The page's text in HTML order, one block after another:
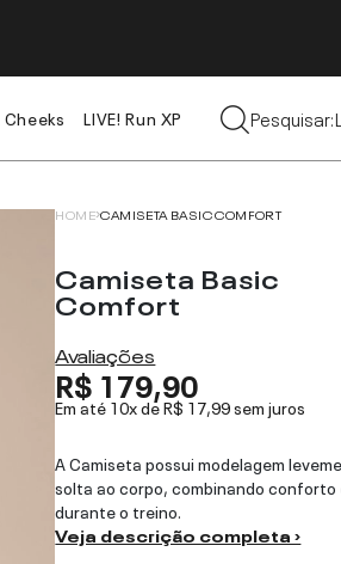
Cheeks LIVE! Run XP
Pesquisar:
HOME CAMISETA BASIC COMFORT
Camiseta Basic
Comfort
Avaliações
R$ 179,90
Em até 10x deR$ 17,99sem juros
A Camiseta possui modelagem
solta ao corpo, combinando conforto
durante o treino.
Veja descrição completa ›